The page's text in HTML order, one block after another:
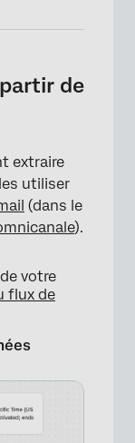
de
extraire
utiliser
(dans le
).
de votre
flux de